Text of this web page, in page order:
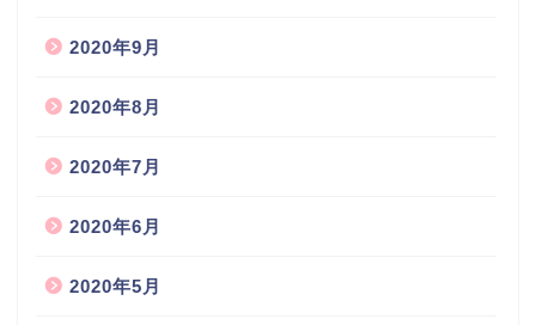
2020年9月
2020年8月
2020年7月
2020年6月
2020年5月